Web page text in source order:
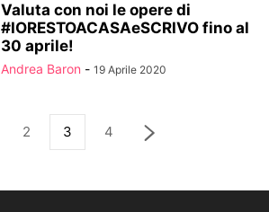
Valuta con noi le opere di
#IORESTOACASAeSCRIVO fino al
30 aprile!
Andrea Baron - 19 Aprile 2020
2 3 4